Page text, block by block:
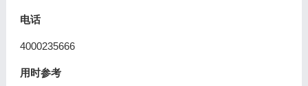
电话
4000235666
用时参考